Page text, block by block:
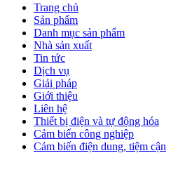
Trang chủ
Sản phẩm
Danh mục sản phẩm
Nhà sản xuất
Tin tức
Dịch vụ
Giải pháp
Giới thiệu
Liên hệ
Thiết bị điện và tự động hóa
Cảm biến công nghiệp
Cảm biến điện dung, tiệm cận